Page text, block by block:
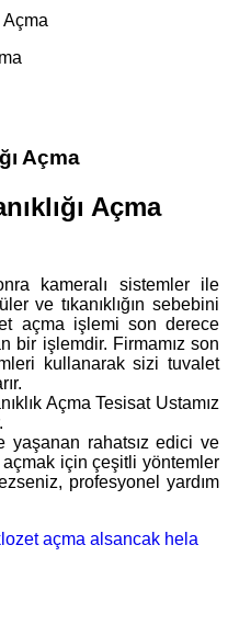
Açma
Açma
Açma
kameralı sistemler ile
ve tıkanıklığın sebebini
açma işlemi son derece
bir işlemdir. Firmamız son
kullanarak sizi tuvalet
Açma Tesisat Ustamız
yaşanan rahatsız edici ve
açmak için çeşitli yöntemler
profesyonel yardım
açma alsancak hela